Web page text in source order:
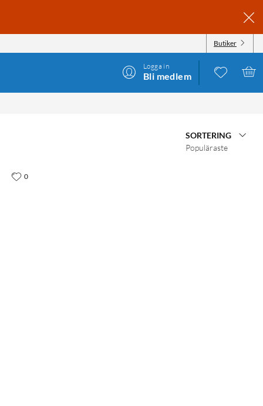
Butiker
Logga in
Bli medlem
SORTERING
Populäraste
0